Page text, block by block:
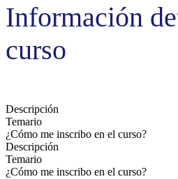
Información
curso
Descripción
Temario
¿Cómo me inscribo en el curso?
Descripción
Temario
¿Cómo me inscribo en el curso?